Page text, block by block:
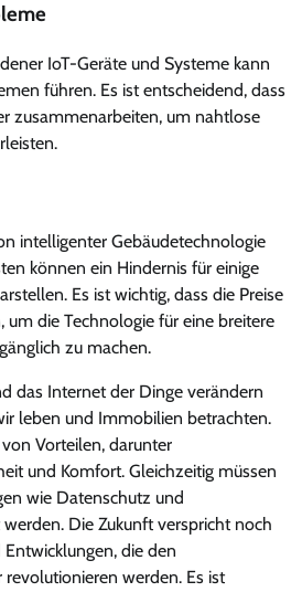
IoT-Geräte und Systeme kann
führen. Es ist entscheidend, dass
zusammenarbeiten, um nahtlose
intelligenter Gebäudetechnologie
können ein Hindernis für einige
Es ist wichtig, dass die Preise
um die Technologie für eine breitere
zu machen.
das Internet der Dinge verändern
leben und Immobilien betrachten.
Vorteilen, darunter
und Komfort. Gleichzeitig müssen
wie Datenschutz und
Die Zukunft verspricht noch
die den
werden. Es ist